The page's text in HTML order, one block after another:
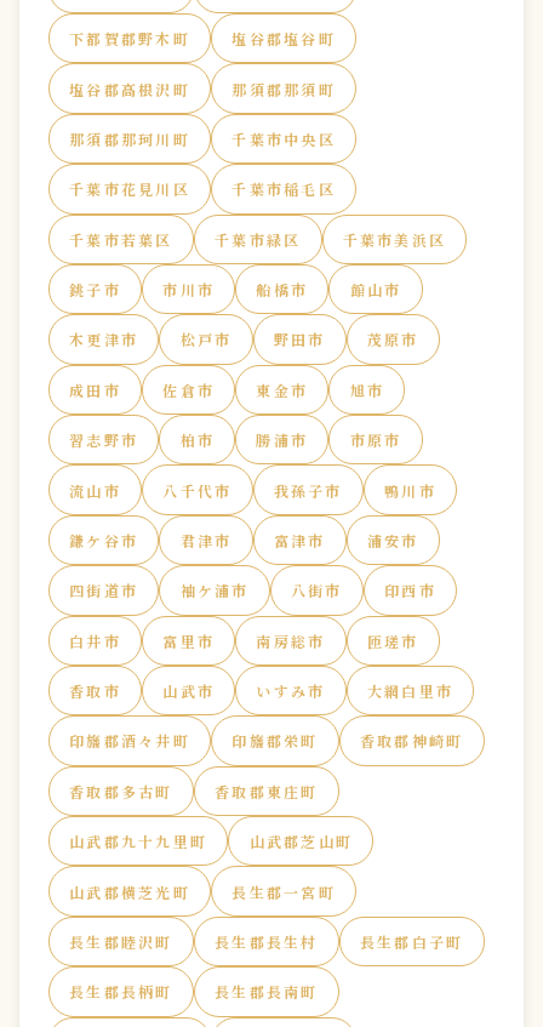
下都賀郡野木町 塩谷郡塩谷町
塩谷郡高根沢町 那須郡那須町
那須郡那珂川町 千葉市中央区
千葉市花見川区 千葉市稲毛区
千葉市若葉区 千葉市緑区 千葉市美浜区
銚子市 市川市 船橋市 館山市
木更津市 松戸市 野田市 茂原市
成田市 佐倉市 東金市 旭市
習志野市 柏市 勝浦市 市原市
流山市 八千代市 我孫子市 鴨川市
鎌ケ谷市 君津市 富津市 浦安市
四街道市 袖ケ浦市 八街市 印西市
白井市 富里市 南房総市 匝瑳市
香取市 山武市 いすみ市 大網白里市
印旛郡酒々井町 印旛郡栄町 香取郡神崎町
香取郡多古町 香取郡東庄町
山武郡九十九里町 山武郡芝山町
山武郡横芝光町 長生郡一宮町
長生郡睦沢町 長生郡長生村 長生郡白子町
長生郡長柄町 長生郡長南町